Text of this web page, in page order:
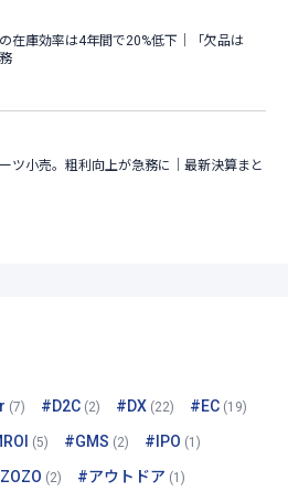
(7) #D2C (2) #DX (22) #EC (19)
(5) #GMS (2) #IPO (1)
(2) #アウトドア (1)